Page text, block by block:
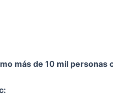
más de 10 mil